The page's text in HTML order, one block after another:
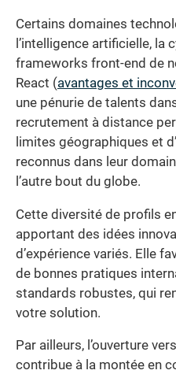
Certains domaines
l’intelligence artificielle, la
frameworks front-end de
React (avantages et
une pénurie de talents
recrutement à distance
limites géographiques et
reconnus dans leur
l’autre bout du globe.
Cette diversité de profils
apportant des idées
d’expérience variés. Elle
de bonnes pratiques
standards robustes, qui
votre solution.
Par ailleurs, l’ouverture
contribue à la montée en